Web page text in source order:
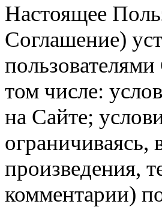
Настоящее
Соглашение)
том числе:
на Сайте;
ограничиваясь,
произведения,
комментарии)